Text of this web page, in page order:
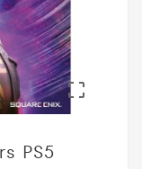

PS5